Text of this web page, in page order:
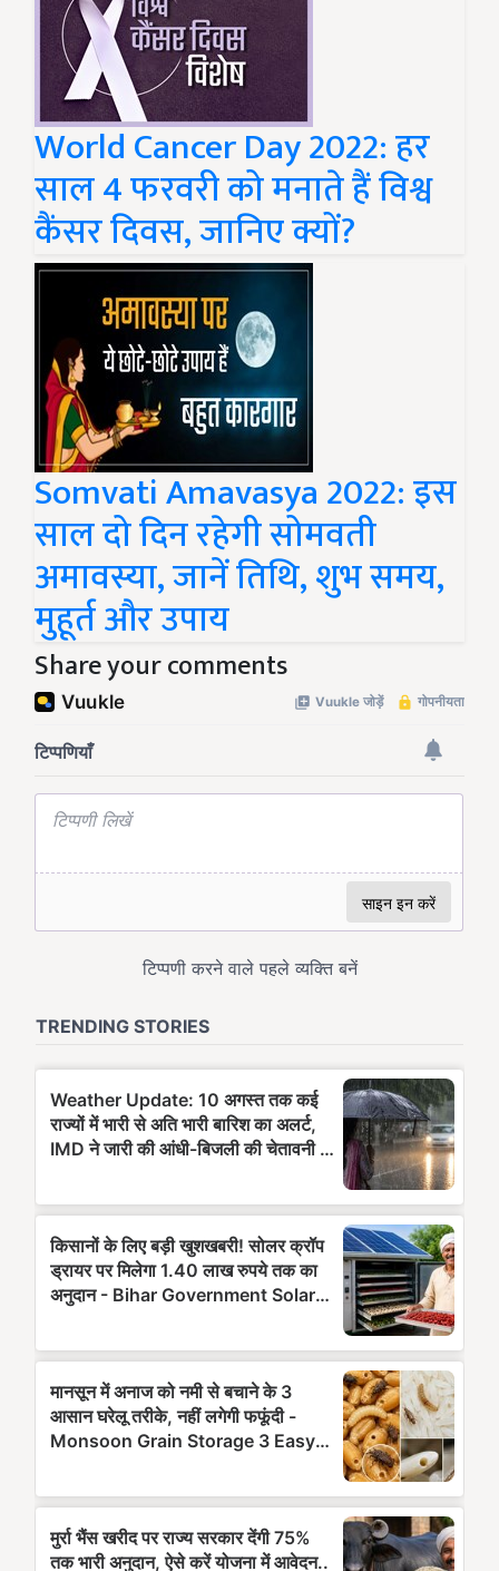
World Cancer Day 2022: हर
साल 4 फरवरी को मनाते हैं विश्व
कैंसर दिवस, जानिए क्यों?
Somvati Amavasya 2022: इस
साल दो दिन रहेगी सोमवती
अमावस्या, जानें तिथि, शुभ समय,
मुहूर्त और उपाय
Share your comments